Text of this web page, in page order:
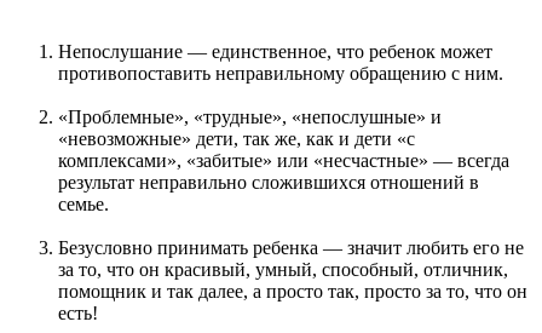
Непослушание — единственное, что ребенок может
противопоставить неправильному обращению с ним.
«Проблемные», «трудные», «непослушные» и
«невозможные» дети, так же, как и дети «с
комплексами», «забитые» или «несчастные» — всегда
результат неправильно сложившихся отношений в
семье.
Безусловно принимать ребенка — значит любить его не
за то, что он красивый, умный, способный, отличник,
помощник и так далее, а просто так, просто за то, что он
есть!